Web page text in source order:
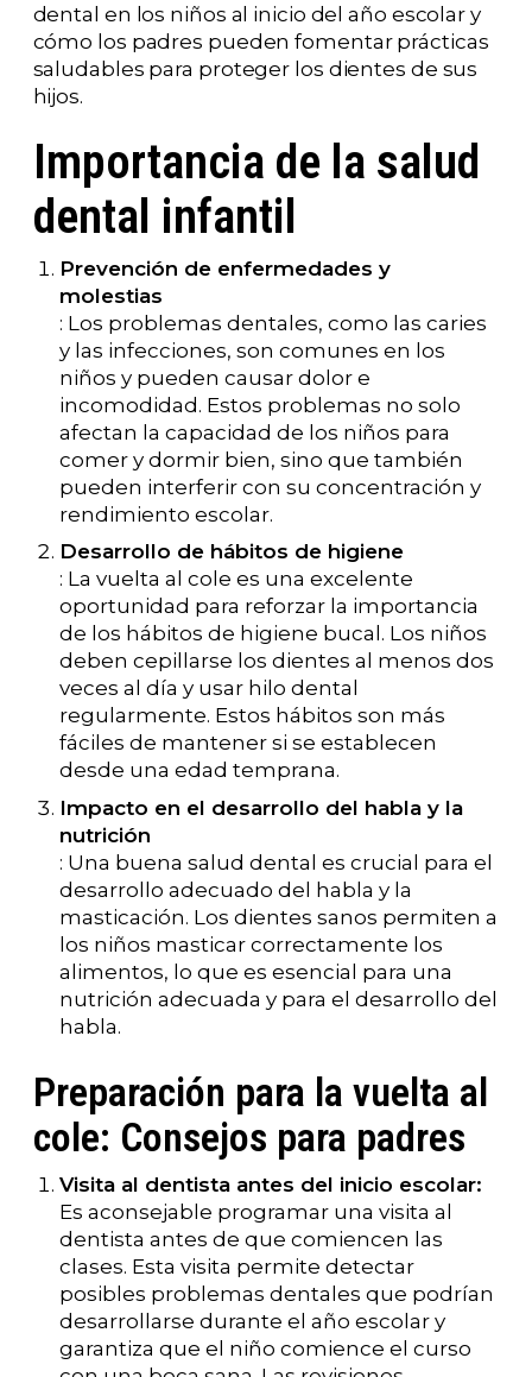
dental en los niños al inicio del año escolar y
cómo los padres pueden fomentar prácticas
saludables para proteger los dientes de sus
hijos.
Importancia de la salud
dental infantil
Prevención de enfermedades y
molestias
: Los problemas dentales, como las caries
y las infecciones, son comunes en los
niños y pueden causar dolor e
incomodidad. Estos problemas no solo
afectan la capacidad de los niños para
comer y dormir bien, sino que también
pueden interferir con su concentración y
rendimiento escolar.
Desarrollo de hábitos de higiene
: La vuelta al cole es una excelente
oportunidad para reforzar la importancia
de los hábitos de higiene bucal. Los niños
deben cepillarse los dientes al menos dos
veces al día y usar hilo dental
regularmente. Estos hábitos son más
fáciles de mantener si se establecen
desde una edad temprana.
Impacto en el desarrollo del habla y la
nutrición
: Una buena salud dental es crucial para el
desarrollo adecuado del habla y la
masticación. Los dientes sanos permiten a
los niños masticar correctamente los
alimentos, lo que es esencial para una
nutrición adecuada y para el desarrollo del
habla.
Preparación para la vuelta al
cole: Consejos para padres
Visita al dentista antes del inicio escolar:
Es aconsejable programar una visita al
dentista antes de que comiencen las
clases. Esta visita permite detectar
posibles problemas dentales que podrían
desarrollarse durante el año escolar y
garantiza que el niño comience el curso